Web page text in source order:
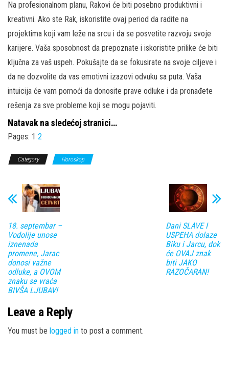
Na profesionalnom planu, Rakovi će biti posebno produktivni i
kreativni. Ako ste Rak, iskoristite ovaj period da radite na
projektima koji vam leže na srcu i da se posvetite razvoju svoje
karijere. Vaša sposobnost da prepoznate i iskoristite prilike će biti
ključna za vaš uspeh. Pokušajte da se fokusirate na svoje ciljeve i
da ne dozvolite da vas emotivni izazovi odvuku sa puta. Vaša
intuicija će vam pomoći da donosite prave odluke i da pronađete
rešenja za sve probleme koji se mogu pojaviti.
Natavak na sledećoj stranici…
Pages: 1 2
Category Horoskop
18. septembar –
Vodolije unose
iznenada
promene, Jarac
donosi važne
odluke, a OVOM
znaku se vraća
BIVŠA LJUBAV!
Dani SLAVE I
USPEHA dolaze
Biku i Jarcu, dok
će OVAJ znak
biti JAKO
RAZOČARAN!
Leave a Reply
You must be logged in to post a comment.